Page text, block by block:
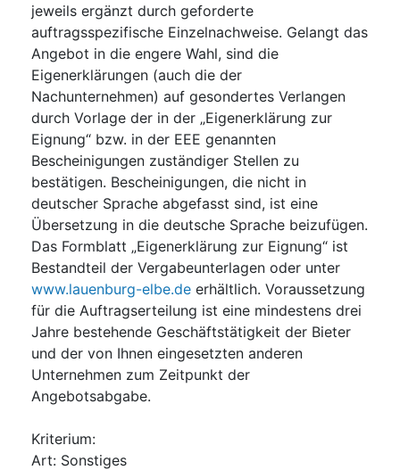
jeweils ergänzt durch geforderte
auftragsspezifische Einzelnachweise. Gelangt das
Angebot in die engere Wahl, sind die
Eigenerklärungen (auch die der
Nachunternehmen) auf gesondertes Verlangen
durch Vorlage der in der „Eigenerklärung zur
Eignung“ bzw. in der EEE genannten
Bescheinigungen zuständiger Stellen zu
bestätigen. Bescheinigungen, die nicht in
deutscher Sprache abgefasst sind, ist eine
Übersetzung in die deutsche Sprache beizufügen.
Das Formblatt „Eigenerklärung zur Eignung“ ist
Bestandteil der Vergabeunterlagen oder unter
www.lauenburg-elbe.de erhältlich. Voraussetzung
für die Auftragserteilung ist eine mindestens drei
Jahre bestehende Geschäftstätigkeit der Bieter
und der von Ihnen eingesetzten anderen
Unternehmen zum Zeitpunkt der
Angebotsabgabe.
Kriterium:
Art: Sonstiges